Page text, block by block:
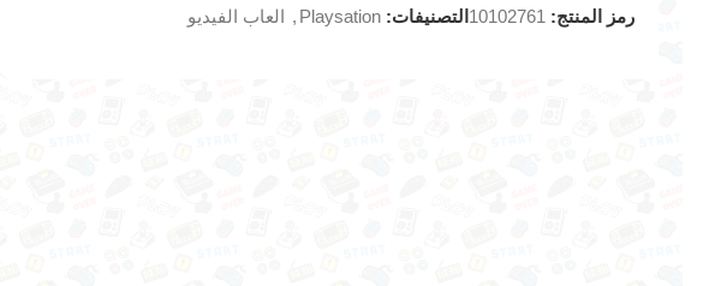
رمز المنتج: 10102761 التصنيفات: Playsation
, العاب الفيديو